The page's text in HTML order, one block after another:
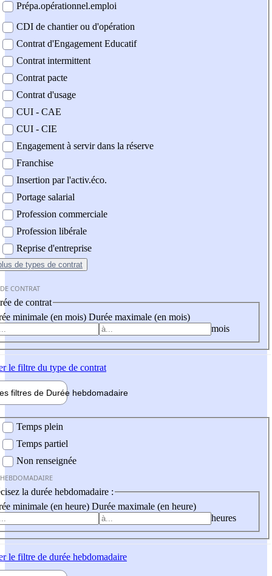
Prépa.opérationnel.emploi
CDI de chantier ou d'opération
Contrat d'Engagement Educatif
Contrat intermittent
Contrat pacte
Contrat d'usage
CUI - CAE
CUI - CIE
Engagement à servir dans la réserve
Franchise
Insertion par l'activ.éco.
Portage salarial
Profession commerciale
Profession libérale
Reprise d'entreprise
de types de contrat
CONTRAT
de contrat
minimale (en mois) Durée maximale (en mois)
mois
le filtre du type de contrat
filtres de Durée hebdomadaire
Temps plein
Temps partiel
Non renseignée
la durée hebdomadaire :
minimale (en heure) Durée maximale (en heure)
heures
le filtre de durée hebdomadaire